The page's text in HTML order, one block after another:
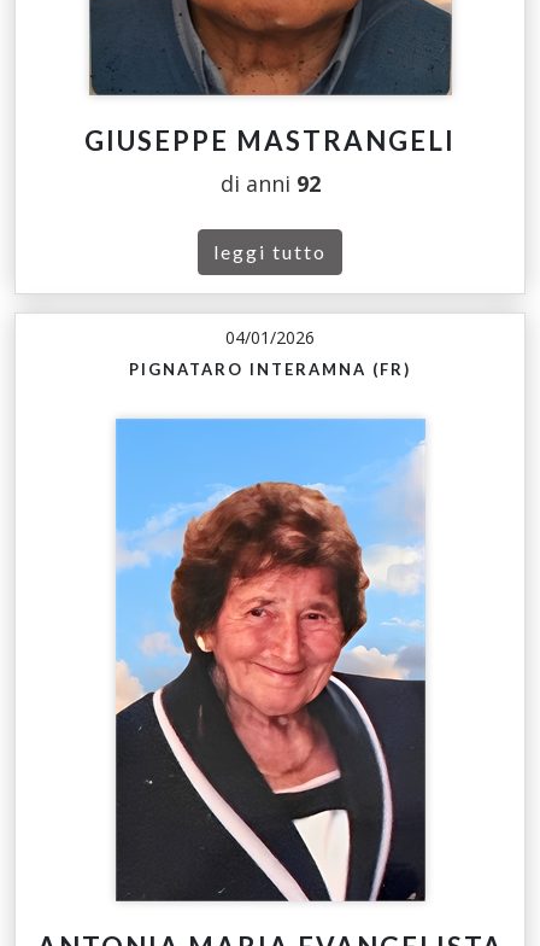
GIUSEPPE MASTRANGELI
di anni 92
leggi tutto
04/01/2026
PIGNATARO INTERAMNA (FR)